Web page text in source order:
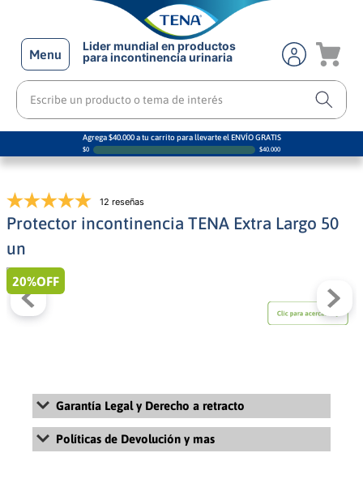
Menu
Lider mundial en productos
para incontinencia urinaria
Escribe un producto o tema de interés
Agrega $40.000 a tu carrito para llevarte el ENVÍO GRATIS
$0 $40.000
12 reseñas
Protector incontinencia TENA Extra Largo 50
un
20%OFF
Garantía Legal y Derecho a retracto
Para más información sobre la Garantía Legal y Derecho de
retracto, revisa nuestros Términos y Condiciones Generales de
Políticas de Devolución y mas